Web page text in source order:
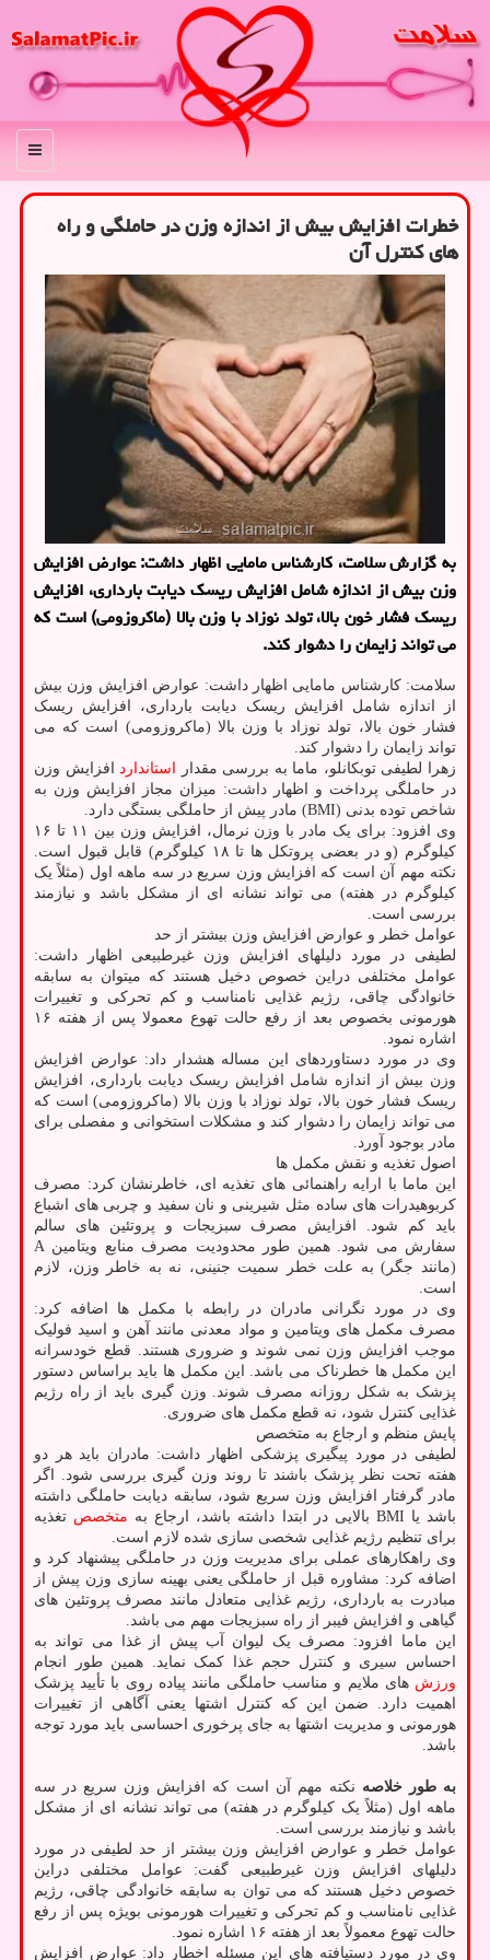
منو
خطرات افزایش بیش از اندازه وزن در حاملگی و راه
های کنترل آن
به گزارش سلامت، کارشناس مامایی اظهار داشت: عوارض افزایش
وزن بیش از اندازه شامل افزایش ریسک دیابت بارداری، افزایش
ریسک فشار خون بالا، تولد نوزاد با وزن بالا (ماکروزومی) است که
می تواند زایمان را دشوار کند.
سلامت: کارشناس مامایی اظهار داشت: عوارض افزایش وزن بیش
از اندازه شامل افزایش ریسک دیابت بارداری، افزایش ریسک
فشار خون بالا، تولد نوزاد با وزن بالا (ماکروزومی) است که می
تواند زایمان را دشوار کند.
زهرا لطیفی توبکانلو، ماما به بررسی مقدار استاندارد افزایش وزن
در حاملگی پرداخت و اظهار داشت: میزان مجاز افزایش وزن به
شاخص توده بدنی (BMI) مادر پیش از حاملگی بستگی دارد.
وی افزود: برای یک مادر با وزن نرمال، افزایش وزن بین ۱۱ تا ۱۶
کیلوگرم (و در بعضی پروتکل ها تا ۱۸ کیلوگرم) قابل قبول است.
نکته مهم آن است که افزایش وزن سریع در سه ماهه اول (مثلاً یک
کیلوگرم در هفته) می تواند نشانه ای از مشکل باشد و نیازمند
بررسی است.
عوامل خطر و عوارض افزایش وزن بیشتر از حد
لطیفی در مورد دلیلهای افزایش وزن غیرطبیعی اظهار داشت:
عوامل مختلفی دراین خصوص دخیل هستند که میتوان به سابقه
خانوادگی چاقی، رژیم غذایی نامناسب و کم تحرکی و تغییرات
هورمونی بخصوص بعد از رفع حالت تهوع معمولا پس از هفته ۱۶
اشاره نمود.
وی در مورد دستاوردهای این مساله هشدار داد: عوارض افزایش
وزن بیش از اندازه شامل افزایش ریسک دیابت بارداری، افزایش
ریسک فشار خون بالا، تولد نوزاد با وزن بالا (ماکروزومی) است که
می تواند زایمان را دشوار کند و مشکلات استخوانی و مفصلی برای
مادر بوجود آورد.
اصول تغذیه و نقش مکمل ها
این ماما با ارایه راهنمائی های تغذیه ای، خاطرنشان کرد: مصرف
کربوهیدرات های ساده مثل شیرینی و نان سفید و چربی های اشباع
باید کم شود. افزایش مصرف سبزیجات و پروتئین های سالم
سفارش می شود. همین طور محدودیت مصرف منابع ویتامین A
(مانند جگر) به علت خطر سمیت جنینی، نه به خاطر وزن، لازم
است.
وی در مورد نگرانی مادران در رابطه با مکمل ها اضافه کرد:
مصرف مکمل های ویتامین و مواد معدنی مانند آهن و اسید فولیک
موجب افزایش وزن نمی شوند و ضروری هستند. قطع خودسرانه
این مکمل ها خطرناک می باشد. این مکمل ها باید براساس دستور
پزشک به شکل روزانه مصرف شوند. وزن گیری باید از راه رژیم
غذایی کنترل شود، نه قطع مکمل های ضروری.
پایش منظم و ارجاع به متخصص
لطیفی در مورد پیگیری پزشکی اظهار داشت: مادران باید هر دو
هفته تحت نظر پزشک باشند تا روند وزن گیری بررسی شود. اگر
مادر گرفتار افزایش وزن سریع شود، سابقه دیابت حاملگی داشته
باشد یا BMI بالایی در ابتدا داشته باشد، ارجاع به
متخصص تغذیه
برای تنظیم رژیم غذایی شخصی سازی شده لازم است.
وی راهکارهای عملی برای مدیریت وزن در حاملگی پیشنهاد کرد و
اضافه کرد: مشاوره قبل از حاملگی یعنی بهینه سازی وزن پیش از
مبادرت به بارداری، رژیم غذایی متعادل مانند مصرف پروتئین های
گیاهی و افزایش فیبر از راه سبزیجات مهم می باشد.
این ماما افزود: مصرف یک لیوان آب پیش از غذا می تواند به
احساس سیری و کنترل حجم غذا کمک نماید. همین طور انجام
ورزش های ملایم و مناسب حاملگی مانند پیاده روی با تأیید پزشک
اهمیت دارد. ضمن این که کنترل اشتها یعنی آگاهی از تغییرات
هورمونی و مدیریت اشتها به جای پرخوری احساسی باید مورد توجه
باشد.
به طور خلاصه نکته مهم آن است که افزایش وزن سریع در سه
ماهه اول (مثلاً یک کیلوگرم در هفته) می تواند نشانه ای از مشکل
باشد و نیازمند بررسی است.
عوامل خطر و عوارض افزایش وزن بیشتر از حد لطیفی در مورد
دلیلهای افزایش وزن غیرطبیعی گفت: عوامل مختلفی دراین
خصوص دخیل هستند که می توان به سابقه خانوادگی چاقی، رژیم
غذایی نامناسب و کم تحرکی و تغییرات هورمونی بویژه پس از رفع
حالت تهوع معمولاً بعد از هفته ۱۶ اشاره نمود.
وی در مورد دستیافته های این مسئله اخطار داد: عوارض افزایش